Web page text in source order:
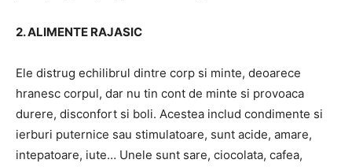
2. ALIMENTE RAJASIC
Ele distrug echilibrul dintre corp si minte, deoarece
hranesc corpul, dar nu tin cont de minte si provoaca
durere, disconfort si boli. Acestea includ condimente si
ierburi puternice sau stimulatoare, sunt acide, amare,
intepatoare, iute… Unele sunt sare, ciocolata, cafea,